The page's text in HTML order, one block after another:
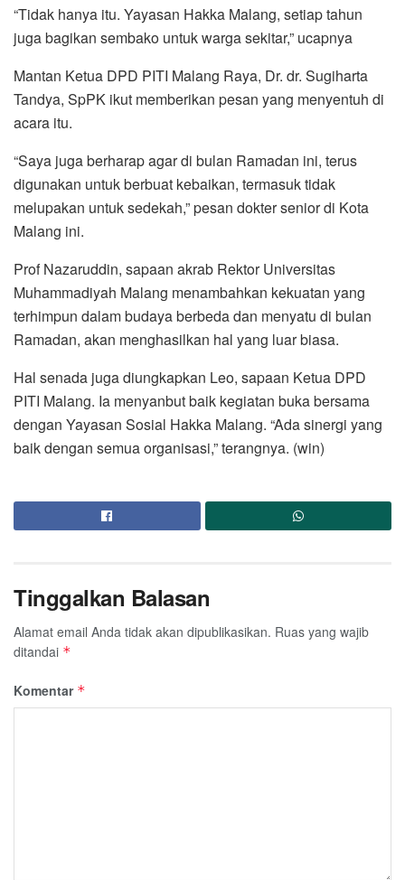
“Tidak hanya itu. Yayasan Hakka Malang, setiap tahun
juga bagikan sembako untuk warga sekitar,” ucapnya
Mantan Ketua DPD PITI Malang Raya, Dr. dr. Sugiharta
Tandya, SpPK ikut memberikan pesan yang menyentuh di
acara itu.
“Saya juga berharap agar di bulan Ramadan ini, terus
digunakan untuk berbuat kebaikan, termasuk tidak
melupakan untuk sedekah,” pesan dokter senior di Kota
Malang ini.
Prof Nazaruddin, sapaan akrab Rektor Universitas
Muhammadiyah Malang menambahkan kekuatan yang
terhimpun dalam budaya berbeda dan menyatu di bulan
Ramadan, akan menghasilkan hal yang luar biasa.
Hal senada juga diungkapkan Leo, sapaan Ketua DPD
PITI Malang. Ia menyanbut baik kegiatan buka bersama
dengan Yayasan Sosial Hakka Malang. “Ada sinergi yang
baik dengan semua organisasi,” terangnya. (win)
Tinggalkan Balasan
Alamat email Anda tidak akan dipublikasikan. Ruas yang wajib
ditandai *
Komentar *